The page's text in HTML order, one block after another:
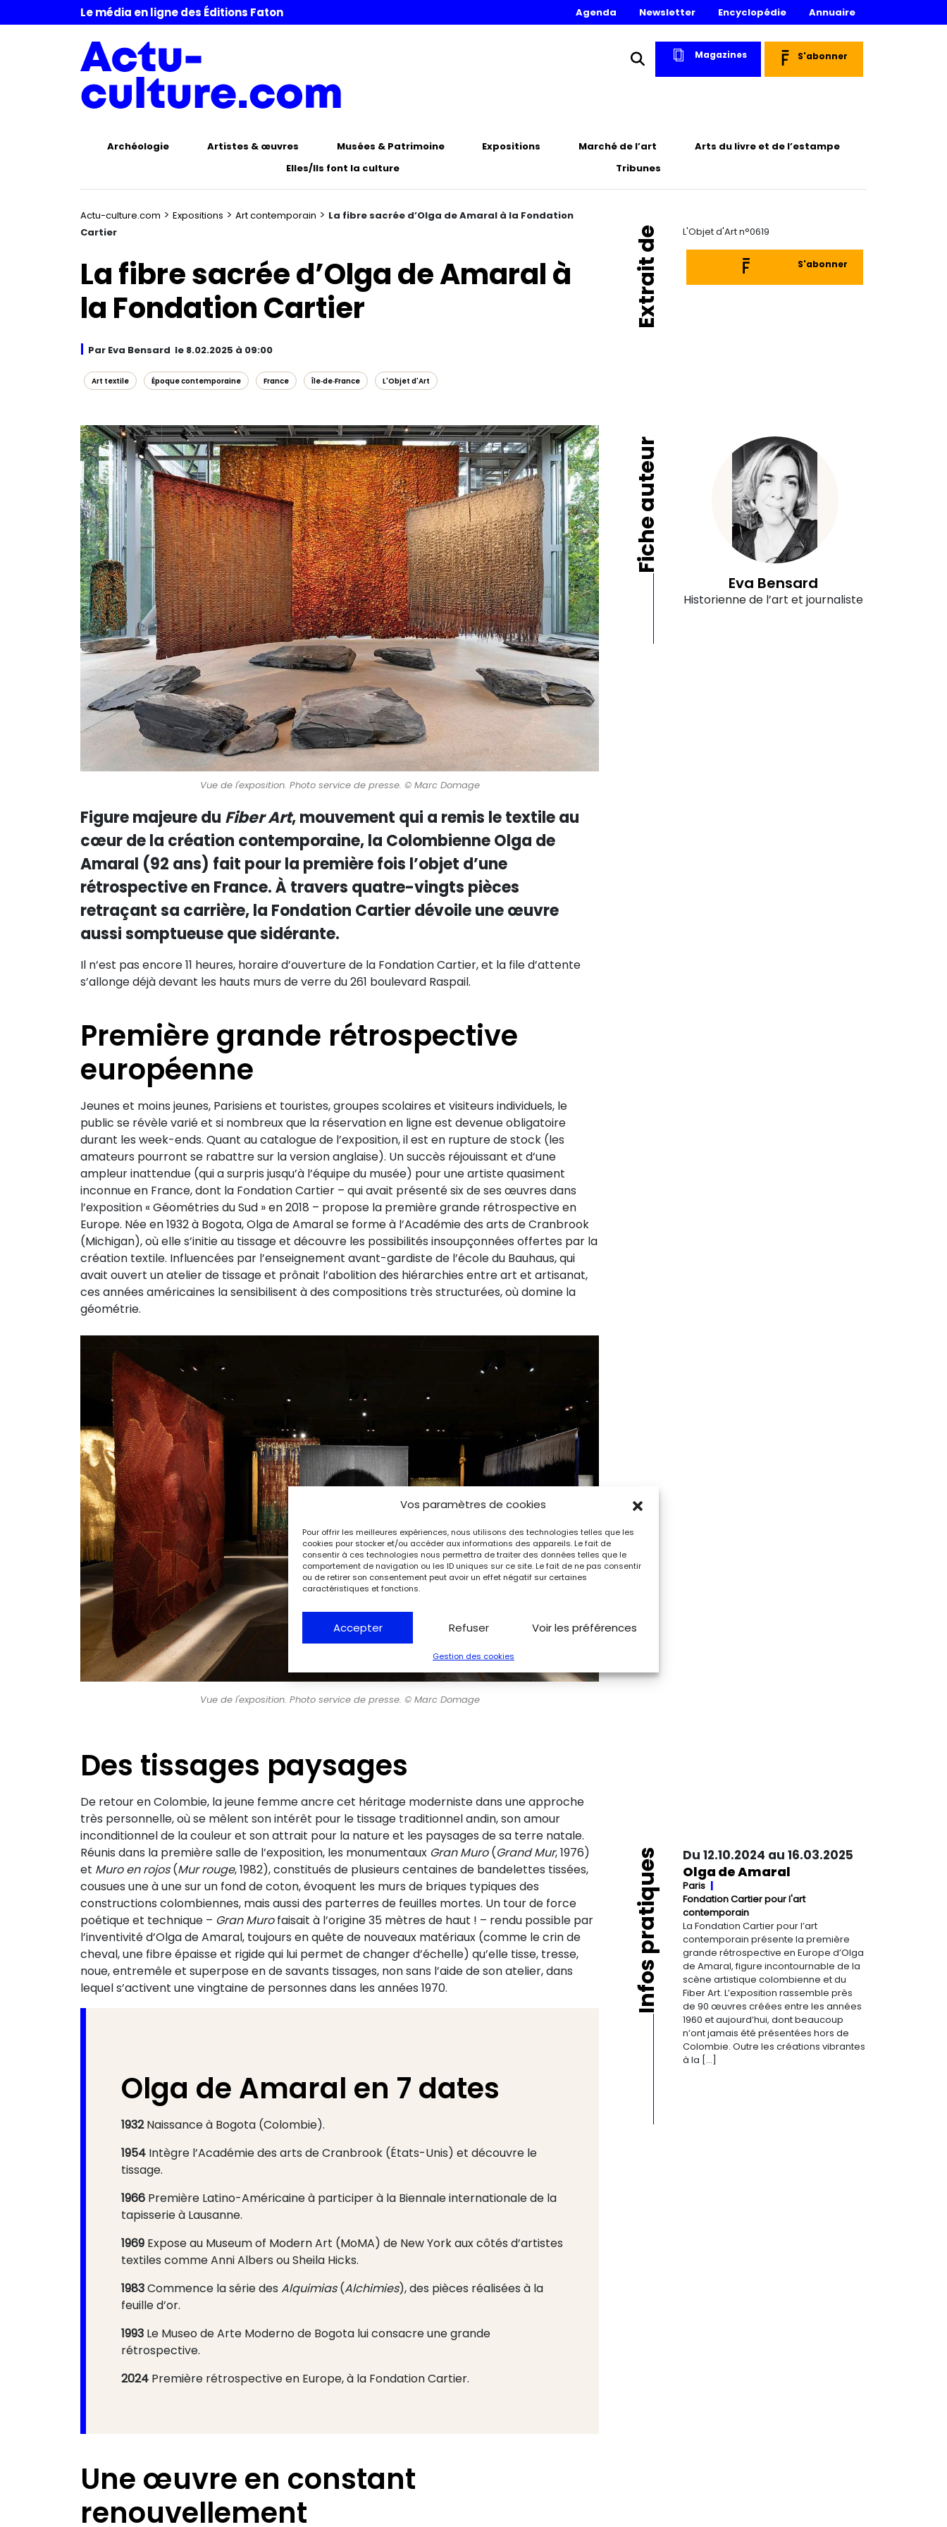
Vos paramètres de cookies
Pour offrir les meilleures expériences, nous utilisons des technologies telles que les
cookies pour stocker et/ou accéder aux informations des appareils. Le fait de
consentir à ces technologies nous permettra de traiter des données telles que le
comportement de navigation ou les ID uniques sur ce site. Le fait de ne pas consentir
ou de retirer son consentement peut avoir un effet négatif sur certaines
caractéristiques et fonctions.
Accepter Refuser Voir les préférences
Gestion des cookies
Le média en ligne des Éditions Faton Agenda Newsletter Encyclopédie Annuaire
Magazines S'abonner
Archéologie Artistes & œuvres Musées & Patrimoine Expositions Marché de l’art
Arts du livre et de l’estampe
Elles/Ils font la culture
Tribunes
Actu-culture.com > Expositions > Art contemporain > La fibre sacrée d’Olga de Amaral à la Fondation
Cartier
La fibre sacrée d’Olga de Amaral à
la Fondation Cartier
Par Eva Bensard le 8.02.2025 à 09:00
Art textile Époque contemporaine France Île‑de‑France L'Objet d'Art
Vue de l'exposition. Photo service de presse. © Marc Domage
Figure majeure du Fiber Art, mouvement qui a remis le textile au
cœur de la création contemporaine, la Colombienne Olga de
Amaral (92 ans) fait pour la première fois l’objet d’une
rétrospective en France. À travers quatre-vingts pièces
retraçant sa carrière, la Fondation Cartier dévoile une œuvre
aussi somptueuse que sidérante.
Il n’est pas encore 11 heures, horaire d’ouverture de la Fondation Cartier, et la file d’attente
s’allonge déjà devant les hauts murs de verre du 261 boulevard Raspail.
Première grande rétrospective
européenne
Jeunes et moins jeunes, Parisiens et touristes, groupes scolaires et visiteurs individuels, le
public se révèle varié et si nombreux que la réservation en ligne est devenue obligatoire
durant les week-ends. Quant au catalogue de l’exposition, il est en rupture de stock (les
amateurs pourront se rabattre sur la version anglaise). Un succès réjouissant et d’une
ampleur inattendue (qui a surpris jusqu’à l’équipe du musée) pour une artiste quasiment
inconnue en France, dont la Fondation Cartier – qui avait présenté six de ses œuvres dans
l’exposition « Géométries du Sud » en 2018 – propose la première grande rétrospective en
Europe. Née en 1932 à Bogota, Olga de Amaral se forme à l’Académie des arts de Cranbrook
(Michigan), où elle s’initie au tissage et découvre les possibilités insoupçonnées offertes par la
création textile. Influencées par l’enseignement avant-gardiste de l’école du Bauhaus, qui
avait ouvert un atelier de tissage et prônait l’abolition des hiérarchies entre art et artisanat,
ces années américaines la sensibilisent à des compositions très structurées, où domine la
géométrie.
Vue de l'exposition. Photo service de presse. © Marc Domage
Des tissages paysages
De retour en Colombie, la jeune femme ancre cet héritage moderniste dans une approche
très personnelle, où se mêlent son intérêt pour le tissage traditionnel andin, son amour
inconditionnel de la couleur et son attrait pour la nature et les paysages de sa terre natale.
Réunis dans la première salle de l’exposition, les monumentaux Gran Muro(Grand Mur, 1976)
et Muro en rojos(Mur rouge, 1982), constitués de plusieurs centaines de bandelettes tissées,
cousues une à une sur un fond de coton, évoquent les murs de briques typiques des
constructions colombiennes, mais aussi des parterres de feuilles mortes. Un tour de force
poétique et technique – Gran Murofaisait à l’origine 35 mètres de haut ! – rendu possible par
l’inventivité d’Olga de Amaral, toujours en quête de nouveaux matériaux (comme le crin de
cheval, une fibre épaisse et rigide qui lui permet de changer d’échelle) qu’elle tisse, tresse,
noue, entremêle et superpose en de savants tissages, non sans l’aide de son atelier, dans
lequel s’activent une vingtaine de personnes dans les années 1970.
Olga de Amaral en 7 dates
1932Naissance à Bogota (Colombie).
1954 Intègre l’Académie des arts de Cranbrook (États-Unis) et découvre le
tissage.
1966 Première Latino-Américaine à participer à la Biennale internationale de la
tapisserie à Lausanne.
1969 Expose au Museum of Modern Art (MoMA) de New York aux côtés d’artistes
textiles comme Anni Albers ou Sheila Hicks.
1983Commence la série des Alquimias(Alchimies), des pièces réalisées à la
feuille d’or.
1993 Le Museo de Arte Moderno de Bogota lui consacre une grande
rétrospective.
2024 Première rétrospective en Europe, à la Fondation Cartier.
Une œuvre en constant
renouvellement
Extrait de L'Objet d'Art n°0619
S'abonner
Fiche auteur
Eva Bensard
Historienne de l’art et journaliste
Infos pratiques Du 12.10.2024 au 16.03.2025
Olga de Amaral
Paris
Fondation Cartier pour l'art
contemporain
La Fondation Cartier pour l’art
contemporain présente la première
grande rétrospective en Europe d’Olga
de Amaral, figure incontournable de la
scène artistique colombienne et du
Fiber Art. L’exposition rassemble près
de 90 œuvres créées entre les années
1960 et aujourd’hui, dont beaucoup
n’ont jamais été présentées hors de
Colombie. Outre les créations vibrantes
à la […]